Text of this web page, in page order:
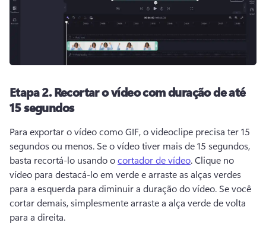
Etapa 2.Recortar o vídeo com duração de até
15 segundos
Para exportar o vídeo como GIF, o videoclipe precisa ter 15
segundos ou menos. Se o vídeo tiver mais de 15 segundos,
basta recortá-lo usando o cortador de vídeo. Clique no
vídeo para destacá-lo em verde e arraste as alças verdes
para a esquerda para diminuir a duração do vídeo. Se você
cortar demais, simplesmente arraste a alça verde de volta
para a direita.